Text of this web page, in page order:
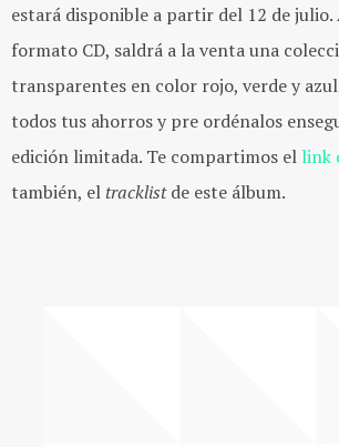
estará disponible a partir del 12 de julio.
formato CD, saldrá a la venta una
transparentes en color rojo, verde y
todos tus ahorros y pre ordénalos
edición limitada. Te compartimos el link
también, el tracklistde este álbum.